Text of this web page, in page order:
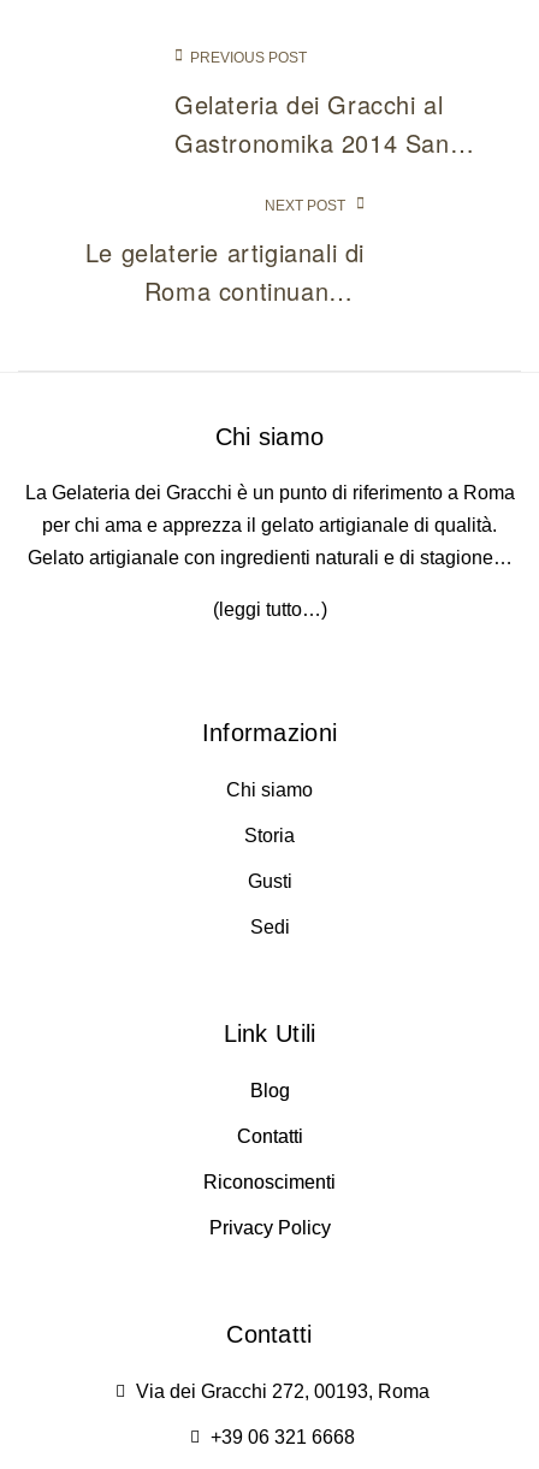
PREVIOUS POST
Gelateria dei Gracchi al
Gastronomika 2014 San
NEXT POST
Le gelaterie artigianali di
Roma continuano a
Chi siamo
La Gelateria dei Gracchi è un punto di riferimento a Roma
per chi ama e apprezza il gelato artigianale di qualità.
Gelato artigianale con ingredienti naturali e di stagione…
(leggi tutto…)
Informazioni
Chi siamo
Storia
Gusti
Sedi
Link Utili
Blog
Contatti
Riconoscimenti
Privacy Policy
Contatti
Via dei Gracchi 272, 00193, Roma
+39 06 321 6668